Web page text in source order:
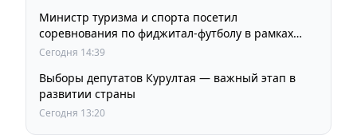
Министр туризма и спорта посетил
соревнования по фиджитал-футболу в рамках
«Игр Будущего 2026»
Сегодня 14:39
Выборы депутатов Курултая — важный этап в
развитии страны
Сегодня 13:20